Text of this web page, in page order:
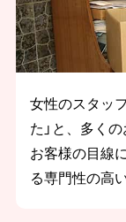
女性のスタッ
た」と、多く
お客様の目線
る専門性の高